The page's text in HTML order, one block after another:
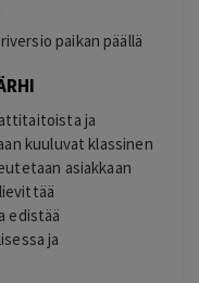
paikan päällä
ja
kuuluvat klassinen
asiakkaan
edistää
ja